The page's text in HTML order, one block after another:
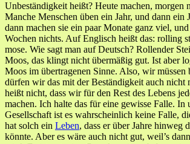
Unbeständigkeit heißt? Heute machen, morgen
Manche Menschen üben ein Jahr, und dann ein
dann machen sie ein paar Monate ganz viel,
Wochen nichts. Auf Englisch heißt das: rolling
mose. Wie sagt man auf Deutsch? Rollender
Moos, das klingt nicht übermäßig gut. Ist aber
Moos im übertragenen Sinne. Also, wir müssen
dürfen wir das mit der Beständigkeit auch nicht
heißt nicht, dass wir für den Rest des Lebens
machen. Ich halte das für eine gewisse Falle. In
Gesellschaft ist es wahrscheinlich keine Falle,
hat solch ein Leben, dass er über Jahre hinweg
könnte. Aber es wäre auch nicht gut, weil’s